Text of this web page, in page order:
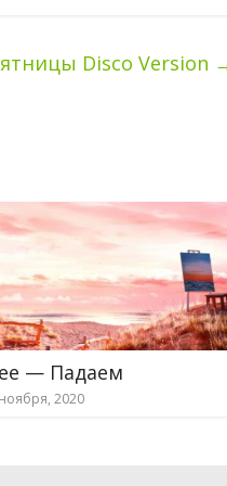
Disco Version
— Падаем
2020